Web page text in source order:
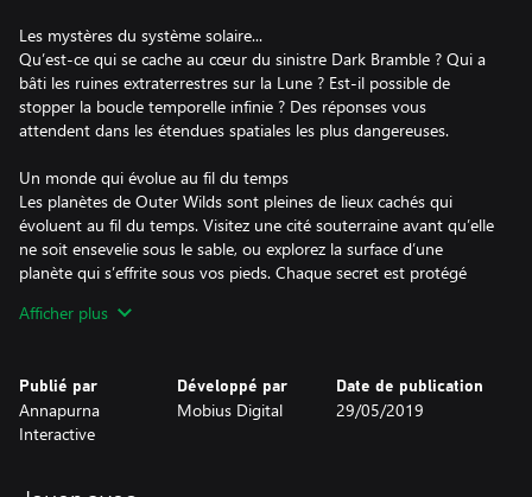
Les mystères du système solaire...
Qu’est-ce qui se cache au cœur du sinistre Dark Bramble ? Qui a
bâti les ruines extraterrestres sur la Lune ? Est-il possible de
stopper la boucle temporelle infinie ? Des réponses vous
attendent dans les étendues spatiales les plus dangereuses.
Un monde qui évolue au fil du temps
Les planètes de Outer Wilds sont pleines de lieux cachés qui
évoluent au fil du temps. Visitez une cité souterraine avant qu’elle
ne soit ensevelie sous le sable, ou explorez la surface d’une
planète qui s’effrite sous vos pieds. Chaque secret est protégé
catastrophes naturelles.
Enfilez vos bottes d’exploration, vérifiez vos réserves d’oxygène et
préparez-vous à vous aventurer dans l’espace. Utilisez toute une
gamme de gadgets uniques pour sonder l’environnement, suivez
ancienne et faites rôtir vos boules de guimauve à la perfection.
Afficher plus
Publié par
Annapurna
Interactive
Développé par
Mobius Digital
Date de publication
29/05/2019